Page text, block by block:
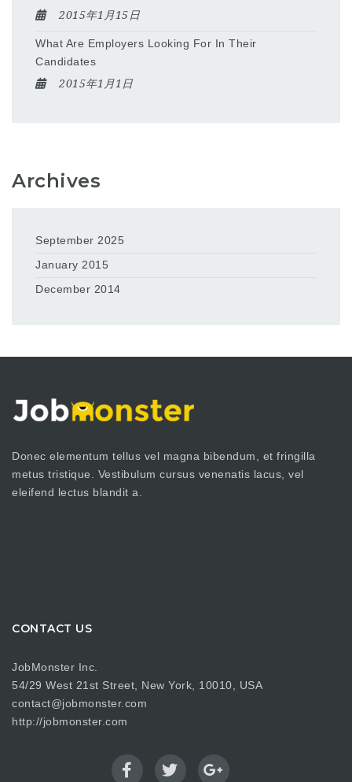
2015年1月15日
What Are Employers Looking For In Their
Candidates
2015年1月1日
Archives
September 2025
January 2015
December 2014
Donec elementum tellus vel magna bibendum, et fringilla
metus tristique. Vestibulum cursus venenatis lacus, vel
eleifend lectus blandit a.
CONTACT US
JobMonster Inc.
54/29 West 21st Street, New York, 10010, USA
contact@jobmonster.com
http://jobmonster.com